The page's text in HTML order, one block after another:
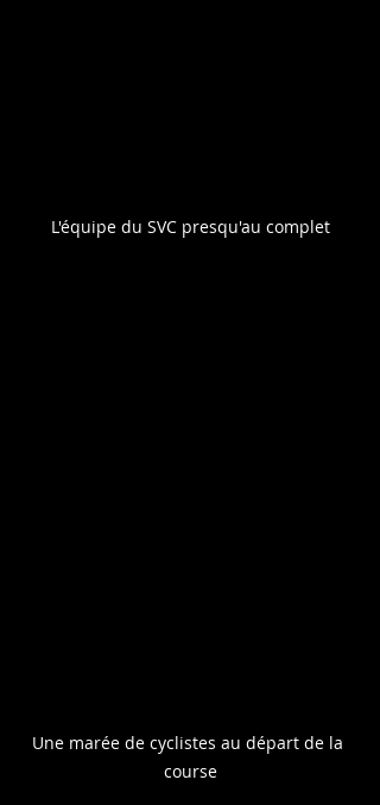
L'équipe du SVC presqu'au complet
Une marée de cyclistes au départ de la
course